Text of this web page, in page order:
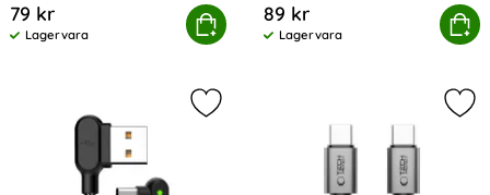
79 kr
Tillgänglighet:
Lagervara
Köp
1 m 60W/3A PD USB-C - USB-C Kabel UltraBoost Vit
89 kr
Tillgänglighet:
Lagervara
Köp
Tech-Protect 1 m 66/6A
Markera mcdodo 3m 2A USB-C